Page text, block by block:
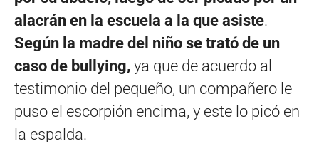
alacrán en la escuela a la que asiste.
Según la madre del niño se trató de un
caso de bullying, ya que de acuerdo al
testimonio del pequeño, un compañero le
puso el escorpión encima, y este lo picó en
la espalda.